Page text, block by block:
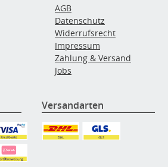
AGB
Datenschutz
Widerrufsrecht
Impressum
Zahlung & Versand
Jobs
Versandarten